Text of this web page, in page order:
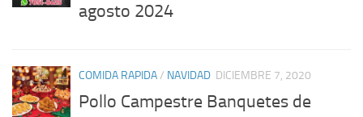
agosto 2024
COMIDA RAPIDA/ NAVIDAD DICIEMBRE 7, 2020
Pollo Campestre Banquetes de